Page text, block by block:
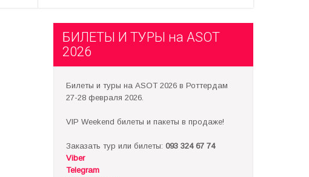
БИЛЕТЫ И ТУРЫ на ASOT
2026
Билеты и туры на ASOT 2026 в Роттердам
27-28 февраля 2026.
VIP Weekend билеты и пакеты в продаже!
Заказать тур или билеты: 093 324 67 74
Viber
Telegram